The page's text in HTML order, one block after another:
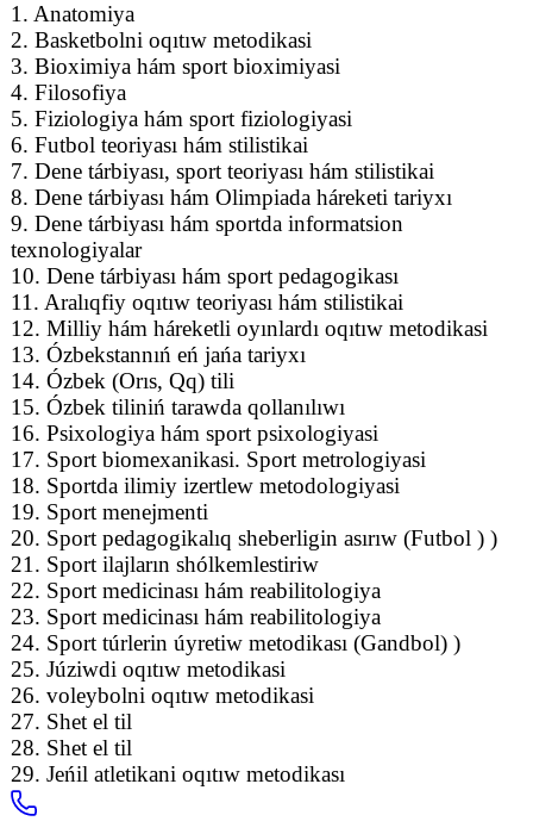
1. Anatomiya
2. Basketbolni oqıtıw metodikasi
3. Bioximiya hám sport bioximiyasi
4. Filosofiya
5. Fiziologiya hám sport fiziologiyasi
6. Futbol teoriyası hám stilistikai
7. Dene tárbiyası, sport teoriyası hám stilistikai
8. Dene tárbiyası hám Olimpiada háreketi tariyxı
9. Dene tárbiyası hám sportda informatsion
texnologiyalar
10. Dene tárbiyası hám sport pedagogikası
11. Aralıqfiy oqıtıw teoriyası hám stilistikai
12. Milliy hám háreketli oyınlardı oqıtıw metodikasi
13. Ózbekstannıń eń jańa tariyxı
14. Ózbek (Orıs, Qq) tili
15. Ózbek tiliniń tarawda qollanılıwı
16. Psixologiya hám sport psixologiyasi
17. Sport biomexanikasi. Sport metrologiyasi
18. Sportda ilimiy izertlew metodologiyasi
19. Sport menejmenti
20. Sport pedagogikalıq sheberligin asırıw (Futbol ) )
21. Sport ilajların shólkemlestiriw
22. Sport medicinası hám reabilitologiya
23. Sport medicinası hám reabilitologiya
24. Sport túrlerin úyretiw metodikası (Gandbol) )
25. Júziwdi oqıtıw metodikasi
26. voleybolni oqıtıw metodikasi
27. Shet el til
28. Shet el til
29. Jeńil atletikani oqıtıw metodikası